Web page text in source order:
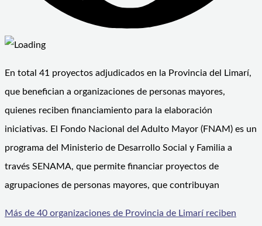
En total 41 proyectos adjudicados en la Provincia del Limarí,
que benefician a organizaciones de personas mayores,
quienes reciben financiamiento para la elaboración
iniciativas. El Fondo Nacional del Adulto Mayor (FNAM) es un
programa del Ministerio de Desarrollo Social y Familia a
través SENAMA, que permite financiar proyectos de
agrupaciones de personas mayores, que contribuyan
Más de 40 organizaciones de Provincia de Limarí reciben